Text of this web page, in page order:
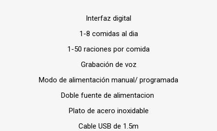
Interfaz digital
1-8 comidas al dia
1-50 raciones por comida
Grabación de voz
Modo de alimentación manual/ programada
Doble fuente de alimentacion
Plato de acero inoxidable
Cable USB de 1.5m